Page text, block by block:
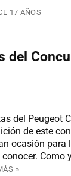
17 AÑOS
del
del Peugeot
de este
ocasión para
Como
»